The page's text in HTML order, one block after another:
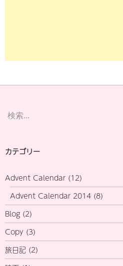
検
索:
カテゴリー
Advent Calendar (12)
Advent Calendar 2014 (8)
Blog (2)
Copy (3)
旅日記 (2)